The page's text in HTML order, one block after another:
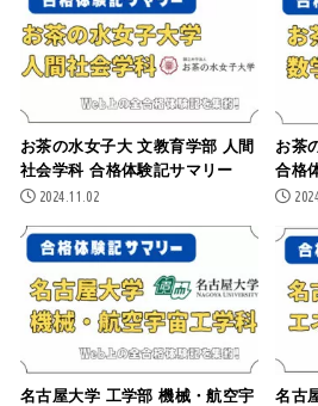
お茶の水女子大 文教育学部 人間
社会学科 合格体験記サマリー
2024.11.02
お茶
合格
名古屋大学 工学部 機械・航空宇
名古